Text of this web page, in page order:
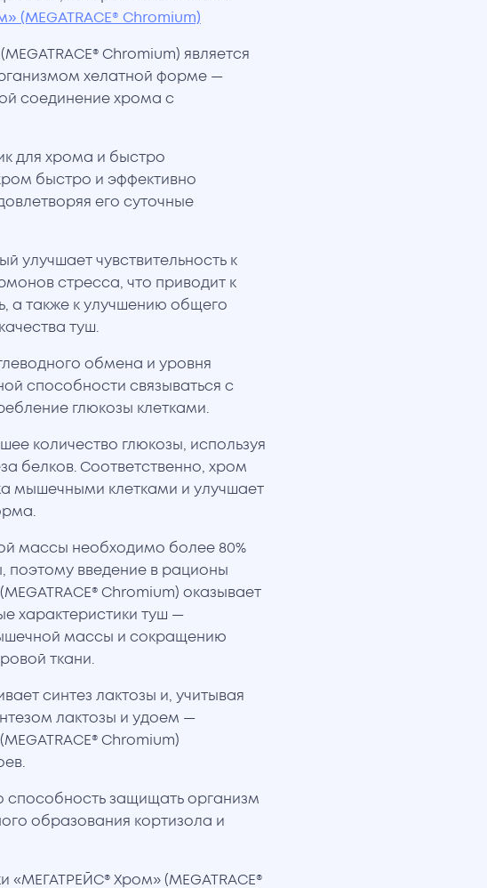
(MEGATRACE® Chromium)
Chromium) является
хелатной форме —
соединение хрома с
для хрома и быстро
быстро и эффективно
его суточные
улучшает чувствительность к
стресса, что приводит к
а также к улучшению общего
туш.
обмена и уровня
способности связываться с
глюкозы клетками.
количество глюкозы, используя
белков. Соответственно, хром
мышечными клетками и улучшает
массы необходимо более 80%
поэтому введение в рационы
Chromium) оказывает
характеристики туш —
массы и сокращению
ткани.
синтез лактозы и, учитывая
лактозы и удоем —
Chromium)
защищать организм
образования кортизола и
Хром» (MEGATRACE®